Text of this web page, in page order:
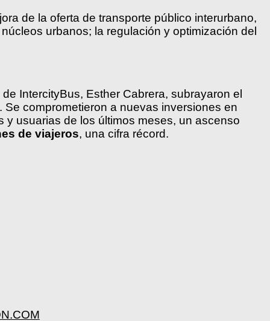
de la oferta de transporte público interurbano,
urbanos; la regulación y optimización del
IntercityBus, Esther Cabrera, subrayaron el
comprometieron a nuevas inversiones en
usuarias de los últimos meses, un ascenso
de viajeros, una cifra récord.